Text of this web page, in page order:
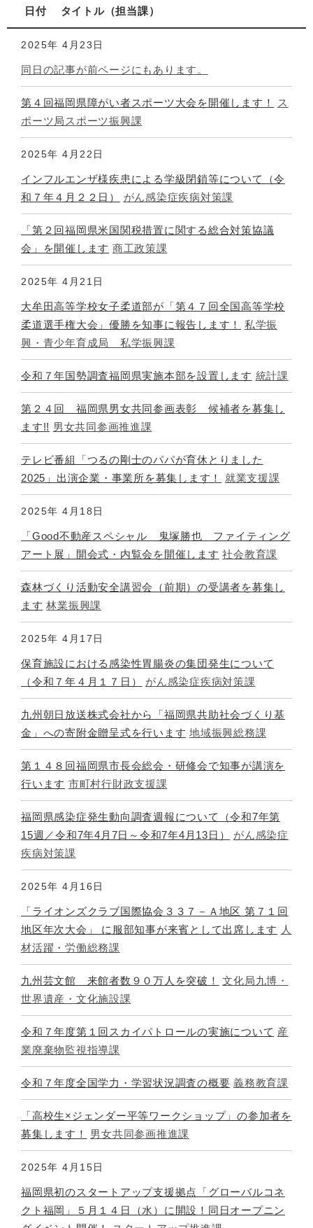
日付 タイトル 担当課
2025年 4月23日
同日の記事が前ページにもあります。
第４回福岡県障がい者スポーツ大会を開催します！
ス
ポーツ局スポーツ振興課
2025年 4月22日
インフルエンザ様疾患による学級閉鎖等について（令
和７年４月２２日）
がん感染症疾病対策課
「第２回福岡県米国関税措置に関する総合対策協議
会」を開催します 商工政策課
2025年 4月21日
大牟田高等学校女子柔道部が「第４７回全国高等学校
柔道選手権大会」優勝を知事に報告します！
私学振
興・青少年育成局 私学振興課
令和７年国勢調査福岡県実施本部を設置します 統計課
第２４回 福岡県男女共同参画表彰 候補者を募集し
ます!! 男女共同参画推進課
テレビ番組「つるの剛士のパパが育休とりました
2025」出演企業・事業所を募集します！
就業支援課
2025年 4月18日
「Good不動産スペシャル 鬼塚勝也 ファイティング
アート展」開会式・内覧会を開催します 社会教育課
森林づくり活動安全講習会（前期）の受講者を募集し
ます 林業振興課
2025年 4月17日
保育施設における感染性胃腸炎の集団発生について
（令和７年４月１７日）
がん感染症疾病対策課
九州朝日放送株式会社から「福岡県共助社会づくり基
金」への寄附金贈呈式を行います 地域振興総務課
第１４８回福岡県市長会総会・研修会で知事が講演を
行います 市町村行財政支援課
福岡県感染症発生動向調査週報について（令和7年第
15週／令和7年4月7日～令和7年4月13日）
がん感染症
疾病対策課
2025年 4月16日
「ライオンズクラブ国際協会３３７－Ａ地区 第７１回
地区年次大会」 に服部知事が来賓として出席します 人
材活躍・労働総務課
九州芸文館 来館者数９０万人を突破！
文化局九博・
世界遺産・文化施設課
令和７年度第１回スカイパトロールの実施について 産
業廃棄物監視指導課
令和７年度全国学力・学習状況調査の概要 義務教育課
「高校生×ジェンダー平等ワークショップ」の参加者を
募集します！
男女共同参画推進課
2025年 4月15日
福岡県初のスタートアップ支援拠点「グローバルコネ
クト福岡」５月１４日（水）に開設！同日オープニン